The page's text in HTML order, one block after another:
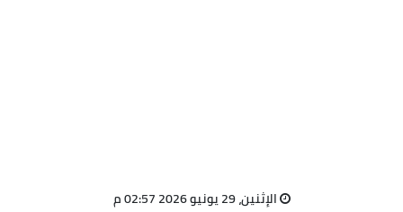
الإثنين، 29 يونيو 2026 02:57 م